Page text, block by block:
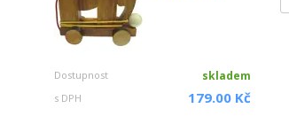
Dostupnost skladem
s DPH 179.00 Kč